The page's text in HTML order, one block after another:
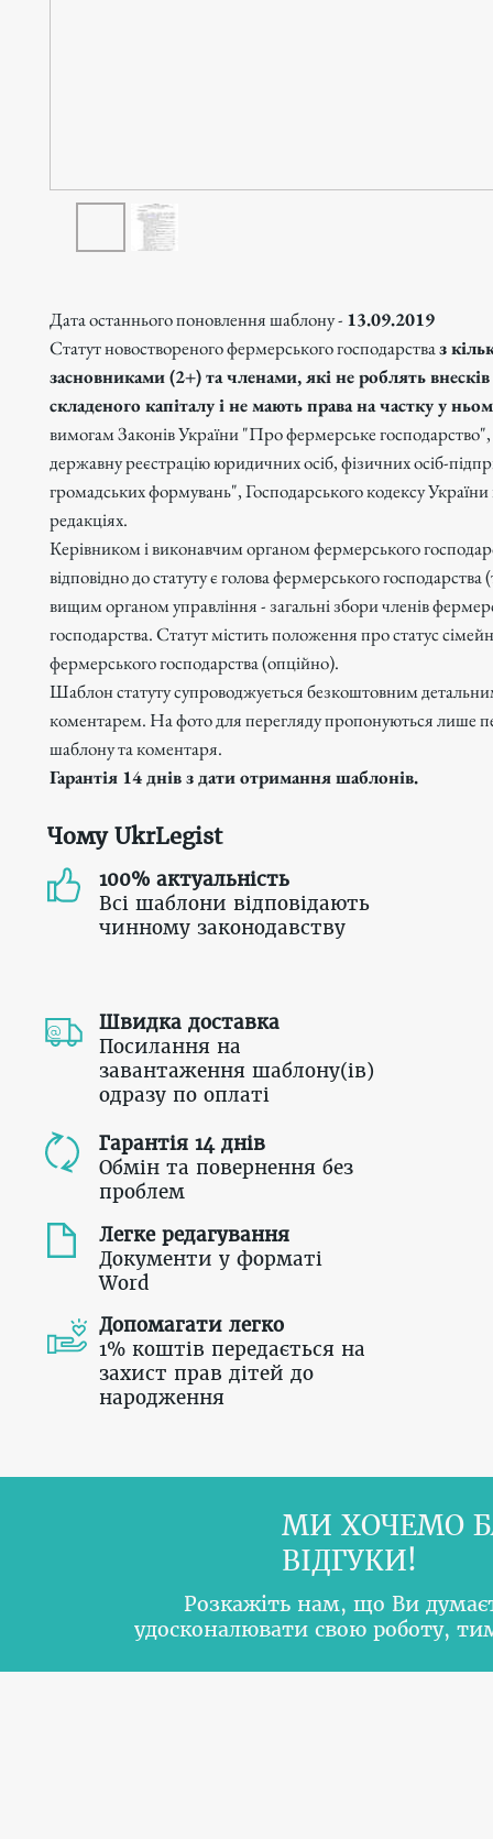
Дата останнього поновлення шаблону - 13.09.2019
Статут новоствореного фермерського господарстваз
засновниками (2+) та членами, які не роблять
складеного капіталу і не мають права на частку у
вимогам Законів України "Про фермерське
державну реєстрацію юридичних осіб, фізичних осіб-
громадських формувань", Господарського кодексу
редакціях.
Керівником і виконавчим органом фермерського
відповідно до статуту є голова фермерського господарства
вищим органом управління - загальні збори членів
господарства. Статут містить положення про статус
фермерського господарства (опційно).
Шаблон статуту супроводжується безкоштовним
коментарем. На фото для перегляду пропонуються лише
шаблону та коментаря.
Гарантія 14 днів з дати отримання шаблонів.
Чому UkrLegist
100% актуальність
Всі шаблони відповідають
чинному законодавству
Швидка доставка
Посилання на
завантаження шаблону(ів)
одразу по оплаті
Гарантія 14 днів
Обмін та повернення без
проблем
Легке редагування
Документи у форматі
Word
Допомагати легко
1% коштів передається на
захист прав дітей до
народження
МИ ХОЧЕМО
ВІДГУКИ!
Розкажіть нам, що Ви
удосконалювати свою роботу,